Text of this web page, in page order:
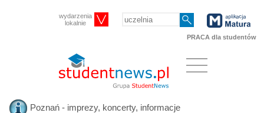
wydarzenia
lokalnie
PRACA dla studentów
Poznań - imprezy, koncerty, informacje